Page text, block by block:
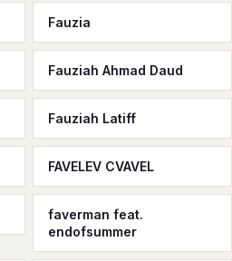
Fauzia
Fauziah Ahmad Daud
Fauziah Latiff
FAVELEV CVAVEL
faverman feat.
endofsummer